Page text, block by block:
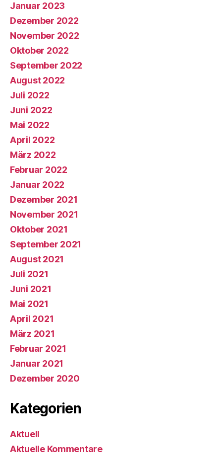
Januar 2023
Dezember 2022
November 2022
Oktober 2022
September 2022
August 2022
Juli 2022
Juni 2022
Mai 2022
April 2022
März 2022
Februar 2022
Januar 2022
Dezember 2021
November 2021
Oktober 2021
September 2021
August 2021
Juli 2021
Juni 2021
Mai 2021
April 2021
März 2021
Februar 2021
Januar 2021
Dezember 2020
Kategorien
Aktuell
Aktuelle Kommentare